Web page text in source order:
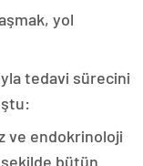
yol
tedavi sürecini
ve endokrinoloji
bütün